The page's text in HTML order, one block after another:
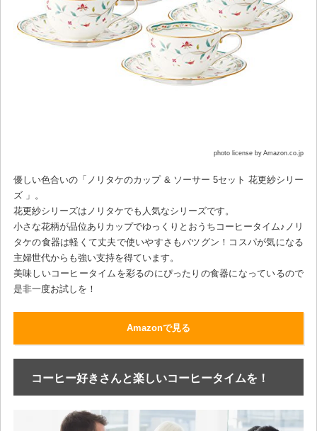
photo license by Amazon.co.jp
優しい色合いの「ノリタケのカップ & ソーサー 5セット 花更紗シリー
ズ 」。
花更紗シリーズはノリタケでも人気なシリーズです。
小さな花柄が品位ありカップでゆっくりとおうちコーヒータイム♪ノリ
タケの食器は軽くて丈夫で使いやすさもバツグン！コスパが気になる
主婦世代からも強い支持を得ています。
美味しいコーヒータイムを彩るのにぴったりの食器になっているので
是非一度お試しを！
Amazonで見る
コーヒー好きさんと楽しいコーヒータイムを！